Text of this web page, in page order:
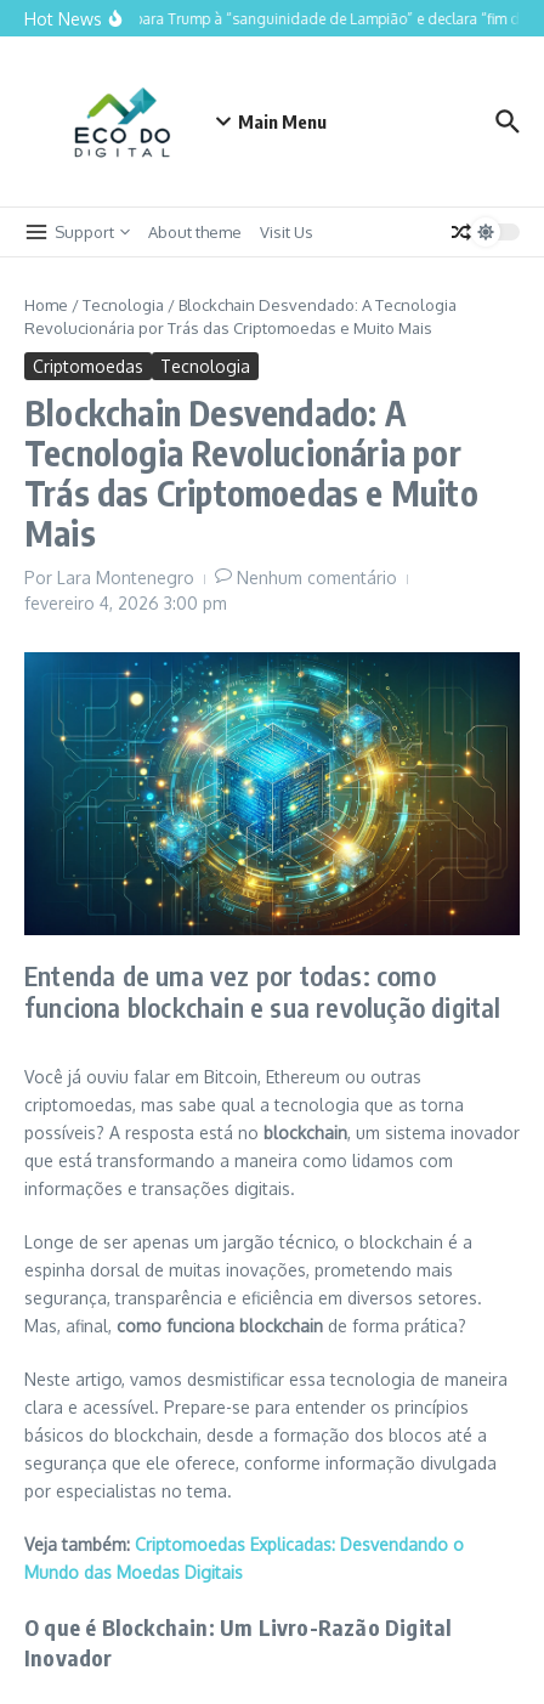
Ir para o conteúdo
Hot NewsLula compara Trump à “sanguinidade de Lampião” e declara “fim do
Main Menu
Support About theme Visit Us
Home /Tecnologia / Blockchain Desvendado: A Tecnologia
Revolucionária por Trás das Criptomoedas e Muito Mais
Criptomoedas Tecnologia
Blockchain Desvendado: A
Tecnologia Revolucionária por
Trás das Criptomoedas e Muito
Mais
Por Lara Montenegro
Nenhum comentário
fevereiro 4, 2026 3:00 pm
Entenda de uma vez por todas: como
funciona blockchain e sua revolução digital
Você já ouviu falar em Bitcoin, Ethereum ou outras
criptomoedas, mas sabe qual a tecnologia que as torna
possíveis? A resposta está no blockchain, um sistema inovador
que está transformando a maneira como lidamos com
informações e transações digitais.
Longe de ser apenas um jargão técnico, o blockchain é a
espinha dorsal de muitas inovações, prometendo mais
segurança, transparência e eficiência em diversos setores.
Mas, afinal, como funciona blockchain de forma prática?
Neste artigo, vamos desmistificar essa tecnologia de maneira
clara e acessível. Prepare-se para entender os princípios
básicos do blockchain, desde a formação dos blocos até a
segurança que ele oferece, conforme informação divulgada
por especialistas no tema.
Veja também: Criptomoedas Explicadas: Desvendando o
Mundo das Moedas Digitais
O que é Blockchain: Um Livro-Razão Digital
Inovador